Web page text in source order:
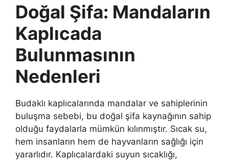
Doğal Şifa: Mandaların
Kaplıcada
Bulunmasının
Nedenleri
Budaklı kaplıcalarında mandalar ve sahiplerinin
buluşma sebebi, bu doğal şifa kaynağının sahip
olduğu faydalarla mümkün kılınmıştır. Sıcak su,
hem insanların hem de hayvanların sağlığı için
yararlıdır. Kaplıcalardaki suyun sıcaklığı,